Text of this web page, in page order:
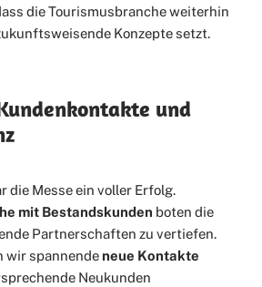
die Tourismusbranche weiterhin
Konzepte setzt.
und
die Messe ein voller Erfolg.
mit Bestandskunden boten die
Partnerschaften zu vertiefen.
wir spannende neue Kontakte
Neukunden